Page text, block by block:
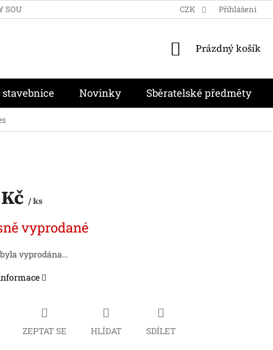
MOJE OBJEDNÁVKA
CZK Přihlášení
NÁKUPNÍ
Prázdný košík
stavebnice Novinky Sběratelské předměty
/ ks
vyprodané
vyprodána…
ZEPTAT SE HLÍDAT SDÍLET